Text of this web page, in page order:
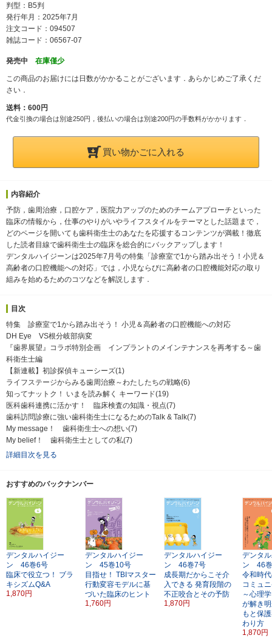
判型：B5判
発行年月：2025年7月
注文コード：094507
雑誌コード：06567-07
発売中 在庫僅少
この商品のお届けには日数がかかることがございます．あらかじめご了承くだ
さい．
送料：600円
代金引換の場合は別途250円，後払いの場合は別途200円の手数料がかかります．
買い物かごに入れる
内容紹介
予防，歯周治療，口腔ケア，医院力アップのためのチームアプローチといった
臨床の情報から，仕事のやりがいやライフスタイルをテーマとした話題まで，
どのページを開いても歯科衛生士のあなたを応援するコンテンツが満載！徹底
した読者目線で歯科衛生士の臨床を総合的にバックアップします！
デンタルハイジーンは2025年7月号の特集「診療室で1から踏み出そう！小児＆
高齢者の口腔機能への対応」では，小児ならびに高齢者の口腔機能対応の取り
組みを始めるためのコツなどを解説します．
目次
特集 診療室で1から踏み出そう！ 小児＆高齢者の口腔機能への対応
DH Eye VS根分岐部病変
『歯界展望』コラボ特別企画 インプラントのメインテナンスを再考する～歯
科衛生士編
【新連載】初診探偵キューシーズ(1)
ライフステージからみる歯周治療～わたしたちの戦略(6)
知ってナットク！ いまを読み解く キーワード(19)
医科歯科連携に活かす！ 臨床検査の知識・視点(7)
歯科訪問診療に強い歯科衛生士になるためのTalk & Talk(7)
My message！ 歯科衛生士への想い(7)
My belief！ 歯科衛生士としての私(7)
詳細目次を見る
おすすめのバックナンバー
デンタルハイジー
ン 46巻6号
臨床で役立つ！
ブラ
キシズムQ&A
1,870円
デンタルハイジー
ン 45巻10号
目指せ！ TBIマスター
行動変容モデルに基
づいた臨床のヒント
1,760円
デンタルハイジー
ン 46巻7号
成長期だからこそ介
入できる 発育段階の
不正咬合とその予防
1,870円
デンタ
ン 46
令和時
コミュ
～心理
が解き
もと保
わり方
1,870円